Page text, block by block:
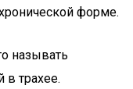
форме.
называть
в трахее.